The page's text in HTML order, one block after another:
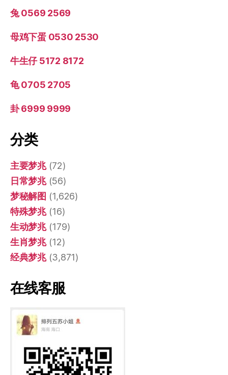
兔 0569 2569
母鸡下蛋 0530 2530
牛生仔 5172 8172
龟 0705 2705
卦 6999 9999
分类
主要梦兆(72)
日常梦兆(56)
梦秘解图 (1,626)
特殊梦兆(16)
生动梦兆(179)
生肖梦兆(12)
经典梦兆(3,871)
在线客服